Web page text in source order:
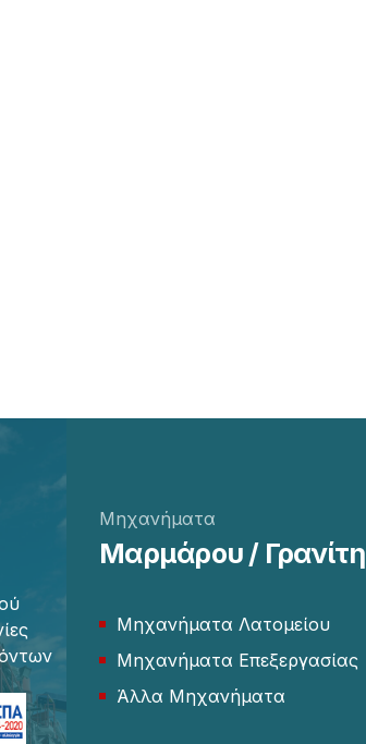
Μηχανήματα
Μαρμάρου / Γρανίτη
Μηχανήματα Λατομείου
Μηχανήματα Επεξεργασίας
Άλλα Μηχανήματα